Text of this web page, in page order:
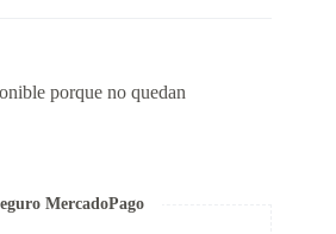
porque no quedan
MercadoPago